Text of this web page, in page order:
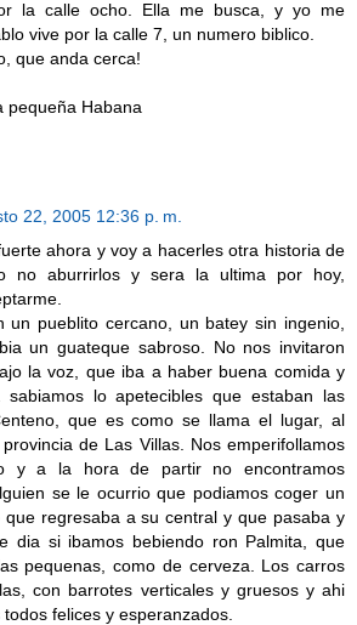
la calle ocho. Ella me busca, y yo me
vive por la calle 7, un numero biblico.
que anda cerca!
pequeña Habana
22, 2005 12:36 p. m.
ahora y voy a hacerles otra historia de
no aburrirlos y sera la ultima por hoy,
un pueblito cercano, un batey sin ingenio,
un guateque sabroso. No nos invitaron
la voz, que iba a haber buena comida y
lo apetecibles que estaban las
que es como se llama el lugar, al
de Las Villas. Nos emperifollamos
y a la hora de partir no encontramos
se le ocurrio que podiamos coger un
que regresaba a su central y que pasaba y
dia si ibamos bebiendo ron Palmita, que
pequenas, como de cerveza. Los carros
con barrotes verticales y gruesos y ahi
felices y esperanzados.